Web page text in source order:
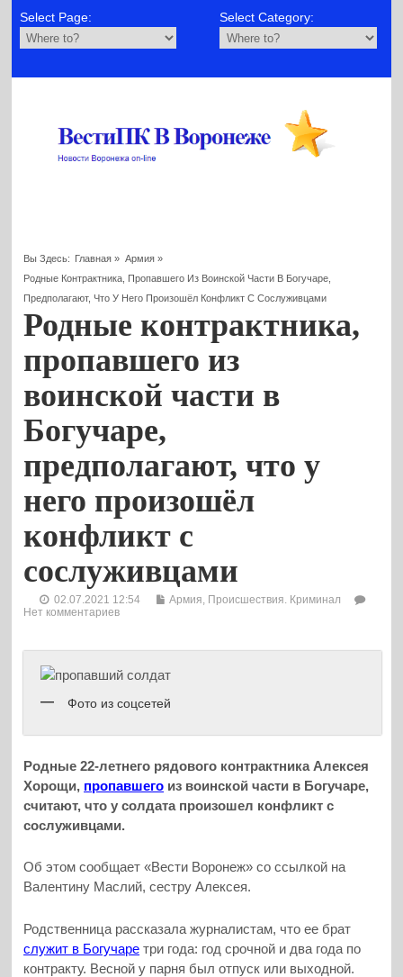
Select Page: Select Category:
Вы Здесь: Главная » Армия»
Родные Контрактника, Пропавшего Из Воинской Части В Богучаре,
Предполагают, Что У Него Произошёл Конфликт С Сослуживцами
Родные контрактника,
пропавшего из
воинской части в
Богучаре,
предполагают, что у
него произошёл
конфликт с
сослуживцами
02.07.2021 12:54 Армия Происшествия. Криминал
Нет комментариев
Фото из соцсетей
Родные 22-летнего рядового контрактника Алексея
Хорощи, пропавшего из воинской части в Богучаре,
считают, что у солдата произошел конфликт с
сослуживцами.
Об этом сообщает «Вести Воронеж» со ссылкой на
Валентину Маслий, сестру Алексея.
Родственница рассказала журналистам, что ее брат
служит в Богучаре три года: год срочной и два года по
контракту. Весной у парня был отпуск или выходной.